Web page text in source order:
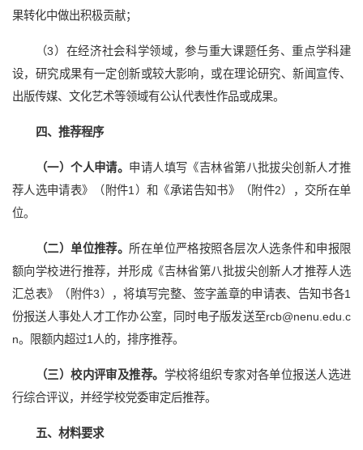
果转化中做出积极贡献；
（3）在经济社会科学领域，参与重大课题任务、重点学科建
设，研究成果有一定创新或较大影响，或在理论研究、新闻宣传、
出版传媒、文化艺术等领域有公认代表性作品或成果。
四、推荐程序
（一）个人申请。 申请人填写《吉林省第八批拔尖创新人才推
荐人选申请表》（附件1）和《承诺告知书》（附件2），交所在单
位。
（二）单位推荐。 所在单位严格按照各层次人选条件和申报限
额向学校进行推荐，并形成《吉林省第八批拔尖创新人才推荐人选
汇总表》（附件3），将填写完整、签字盖章的申请表、告知书各1
份报送人事处人才工作办公室，同时电子版发送至rcb@nenu.edu.c
n。限额内超过1人的，排序推荐。
（三）校内评审及推荐。 学校将组织专家对各单位报送人选进
行综合评议，并经学校党委审定后推荐。
五、材料要求